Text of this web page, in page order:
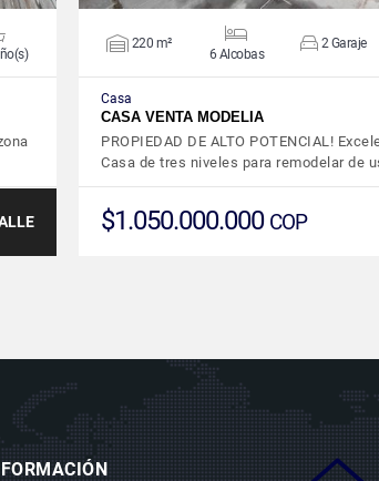
220 m²
6 Alcobas
2 Garaje
Casa
CASA VENTA MODELIA
PROPIEDAD DE ALTO POTENCIAL!
Casa de tres niveles para remodelar de
$1.050.000.000 COP